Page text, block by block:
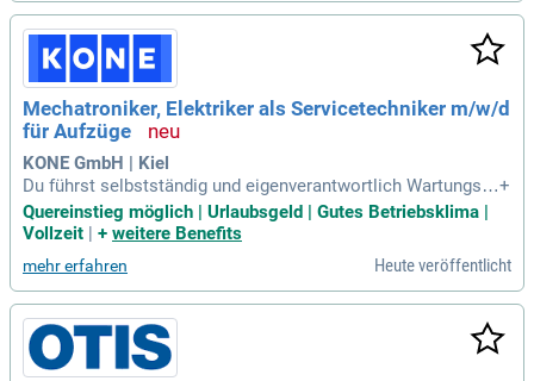
Mechatroniker, Elektriker als Servicetechniker m/w/d
für Aufzüge
KONE GmbH | Kiel
Du führst selbstständig und eigenverantwortlich Wartungsar
beiten in Deinem eigenen Gebiet durch; Du betreibst Fehlers
uche, stellst Störungen an den Aufzügen fest und behebst di
wortlich für Kleinreparaturen
+
Quereinstieg möglich | Urlaubsgeld | Gutes Betriebsklima |
Vollzeit | + weitere Benefits
mehr erfahren Heute veröffentlicht